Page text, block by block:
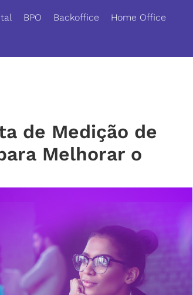
BPO Backoffice Home Office
de Medição de
Melhorar o